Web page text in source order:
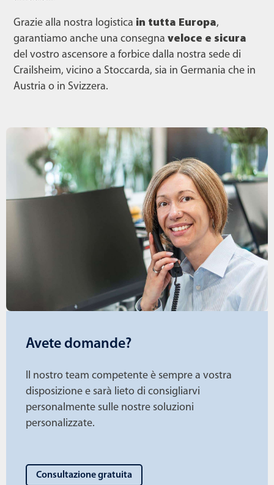
Grazie alla nostra logistica in tutta Europa,
garantiamo anche una consegna veloce e sicura
del vostro ascensore a forbice dalla nostra sede di
Crailsheim, vicino a Stoccarda, sia in Germania che in
Austria o in Svizzera.
Avete domande?
Il nostro team competente è sempre a vostra
disposizione e sarà lieto di consigliarvi
personalmente sulle nostre soluzioni
personalizzate.
Consultazione gratuita